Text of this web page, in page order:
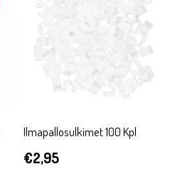
Ilmapallosulkimet 100 Kpl
€2,95